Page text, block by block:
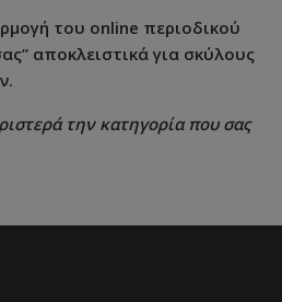
του online περιοδικού
αποκλειστικά για σκύλους
την κατηγορία που σας